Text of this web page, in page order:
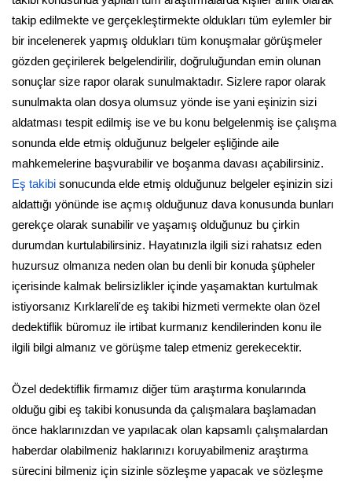
takip edilmekte ve gerçekleştirmekte oldukları tüm eylemler bir
bir incelenerek yapmış oldukları tüm konuşmalar görüşmeler
gözden geçirilerek belgelendirilir, doğruluğundan emin olunan
sonuçlar size rapor olarak sunulmaktadır. Sizlere rapor olarak
sunulmakta olan dosya olumsuz yönde ise yani eşinizin sizi
aldatması tespit edilmiş ise ve bu konu belgelenmiş ise çalışma
sonunda elde etmiş olduğunuz belgeler eşliğinde aile
mahkemelerine başvurabilir ve boşanma davası açabilirsiniz.
Eş takibi sonucunda elde etmiş olduğunuz belgeler eşinizin sizi
aldattığı yönünde ise açmış olduğunuz dava konusunda bunları
gerekçe olarak sunabilir ve yaşamış olduğunuz bu çirkin
durumdan kurtulabilirsiniz. Hayatınızla ilgili sizi rahatsız eden
huzursuz olmanıza neden olan bu denli bir konuda şüpheler
içerisinde kalmak belirsizlikler içinde yaşamaktan kurtulmak
istiyorsanız Kırklareli'de eş takibi hizmeti vermekte olan özel
dedektiflik büromuz ile irtibat kurmanız kendilerinden konu ile
ilgili bilgi almanız ve görüşme talep etmeniz gerekecektir.
Özel dedektiflik firmamız diğer tüm araştırma konularında
olduğu gibi eş takibi konusunda da çalışmalara başlamadan
önce haklarınızdan ve yapılacak olan kapsamlı çalışmalardan
haberdar olabilmeniz haklarınızı koruyabilmeniz araştırma
sürecini bilmeniz için sizinle sözleşme yapacak ve sözleşme